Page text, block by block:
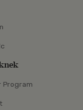
Program